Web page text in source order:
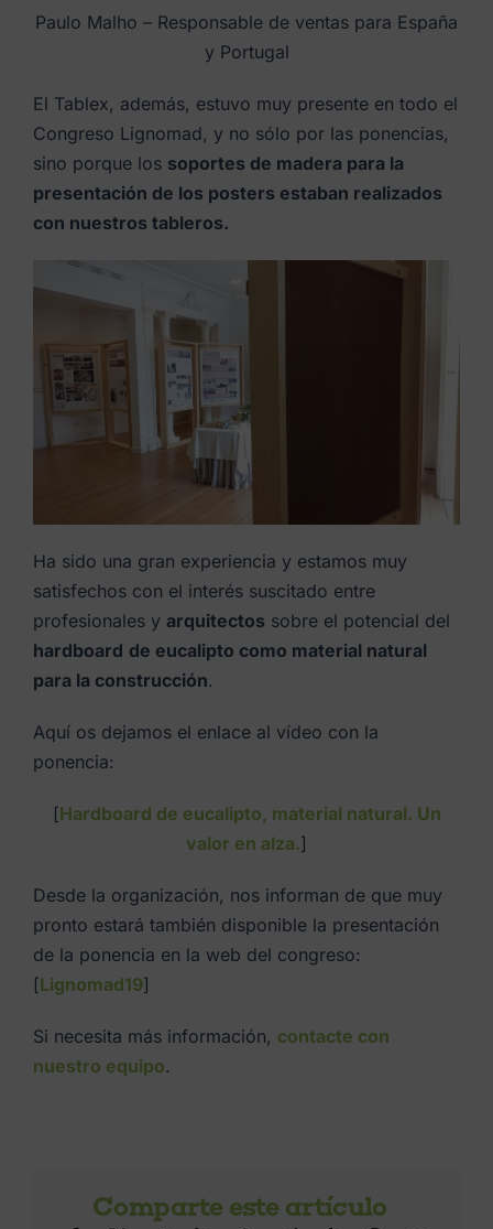
Paulo Malho – Responsable de ventas para España
y Portugal
El Tablex, además, estuvo muy presente en todo el
Congreso Lignomad, y no sólo por las ponencias,
sino porque los soportes de madera para la
presentación de los posters estaban realizados
con nuestros tableros.
Ha sido una gran experiencia y estamos muy
satisfechos con el interés suscitado entre
profesionales y arquitectos sobre el potencial del
hardboard de eucalipto como material natural
para la construcción.
Aquí os dejamos el enlace al vídeo con la
ponencia:
[Hardboard de eucalipto, material natural. Un
valor en alza.]
Desde la organización, nos informan de que muy
pronto estará también disponible la presentación
de la ponencia en la web del congreso:
[Lignomad19]
Si necesita más información, contacte con
nuestro equipo.
Comparte este artículo